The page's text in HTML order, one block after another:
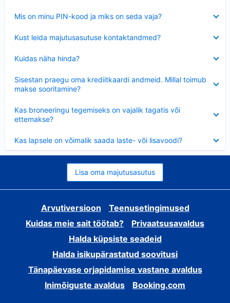
Mis on minu PIN-kood ja miks on seda vaja?
Kust leida majutusasutuse kontaktandmed?
Kuidas näha hinda?
Sisestan praegu oma krediitkaardi andmeid. Millal toimub
makse sooritamine?
Kas broneeringu tegemiseks on vajalik tagatis või
ettemakse?
Kas lapsele on võimalik saada laste- või lisavoodi?
Lisa oma majutusasutus
Arvutiversioon
Teenusetingimused
Kuidas meie sait töötab?
Privaatsusavaldus
Halda küpsiste seadeid
Halda isikupärastatud soovitusi
Tänapäevase orjapidamise vastane avaldus
Inimõiguste avaldus
Booking.com